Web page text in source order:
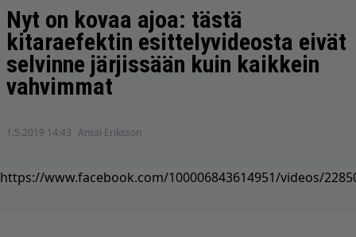
Nyt on kovaa ajoa: tästä
kitaraefektin esittelyvideosta eivät
selvinne järjissään kuin kaikkein
vahvimmat
1.5.2019 14:43 Anssi Eriksson
https://www.facebook.com/100006843614951/videos/